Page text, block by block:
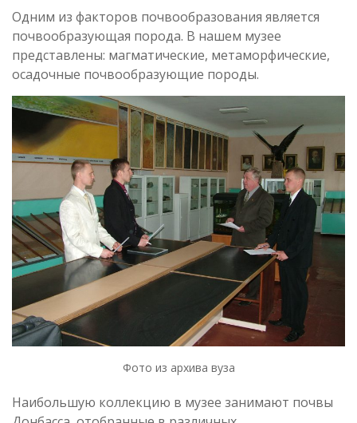
Одним из факторов почвообразования является
почвообразующая порода. В нашем музее
представлены: магматические, метаморфические,
осадочные почвообразующие породы.
Фото из архива вуза
Наибольшую коллекцию в музее занимают почвы